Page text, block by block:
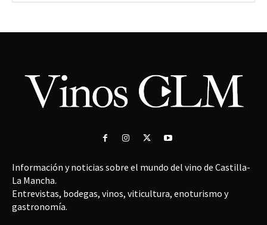
Información y noticias sobre el mundo del vino de Castilla-
La Mancha.
Entrevistas, bodegas, vinos, viticultura, enoturismo y
gastronomía.